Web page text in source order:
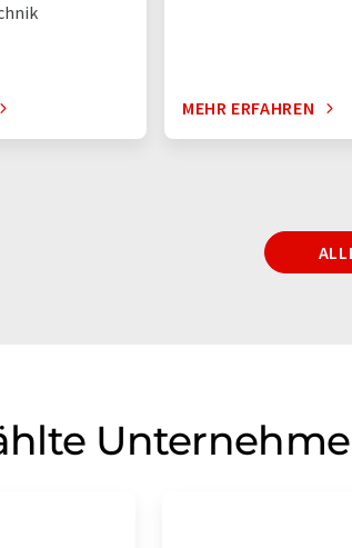
MEHR ERFAHREN